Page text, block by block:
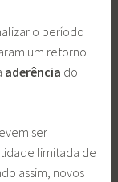
o período
um retorno
aderência do
ser
limitada de
assim, novos